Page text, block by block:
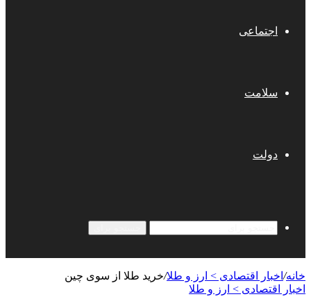
اجتماعی
سلامت
دولت
خانه/ اخبار اقتصادی > ارز و طلا/خرید طلا از سوی چین
اخبار اقتصادی > ارز و طلا